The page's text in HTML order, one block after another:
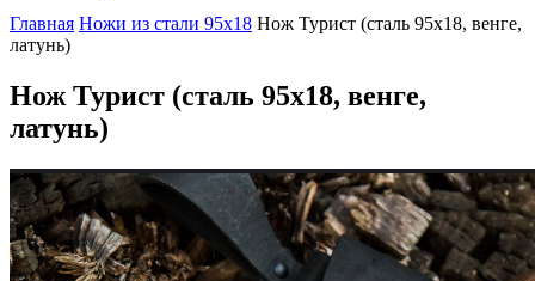
Главная Ножи из стали 95х18 Нож Турист (сталь 95х18, венге,
латунь)
Нож Турист (сталь 95х18, венге,
латунь)